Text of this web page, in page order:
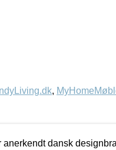
,
dansk